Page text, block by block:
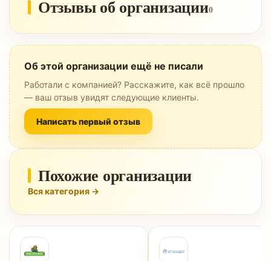
Отзывы об организации0
Об этой организации ещё не писали
Работали с компанией? Расскажите, как всё прошло
— ваш отзыв увидят следующие клиенты.
Написать первый отзыв
Похожие организации
Вся категория →